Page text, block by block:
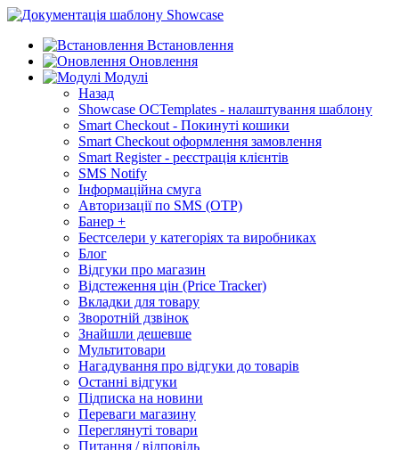
Встановлення
Оновлення
Модулі
Назад
Showcase OCTemplates - налаштування шаблону
Smart Checkout - Покинуті кошики
Smart Checkout оформлення замовлення
Smart Register - реєстрація клієнтів
SMS Notify
Інформаційна смуга
Авторизації по SMS (OTP)
Банер +
Бестселери у категоріях та виробниках
Блог
Відгуки про магазин
Відстеження цін (Price Tracker)
Вкладки для товару
Зворотній дзвінок
Знайшли дешевше
Мультитовари
Нагадування про відгуки до товарів
Останні відгуки
Підписка на новини
Переваги магазину
Переглянуті товари
Питання / відповідь